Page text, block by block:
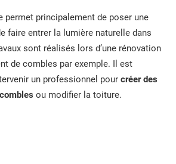
permet principalement de poser une
faire entrer la lumière naturelle dans
sont réalisés lors d’une rénovation
de combles par exemple. Il est
un professionnel pour créer des
ou modifier la toiture.